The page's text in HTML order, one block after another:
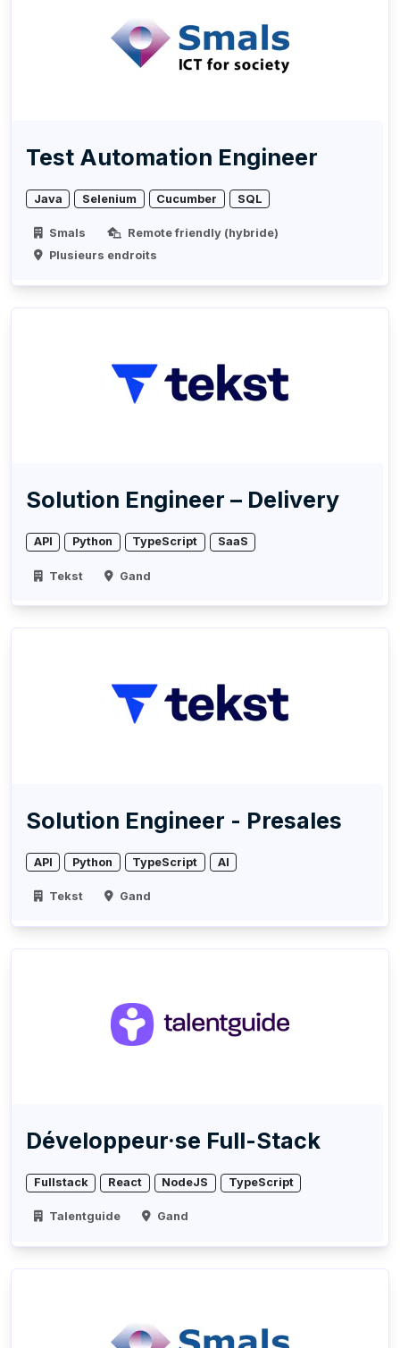
Test Automation Engineer
Java Selenium Cucumber SQL
Smals
Remote friendly (hybride)
Plusieurs endroits
Solution Engineer – Delivery
API Python TypeScript SaaS
Tekst Gand
Solution Engineer - Presales
API Python TypeScript AI
Tekst Gand
Développeur·se Full-Stack
Fullstack React NodeJS TypeScript
Talentguide Gand